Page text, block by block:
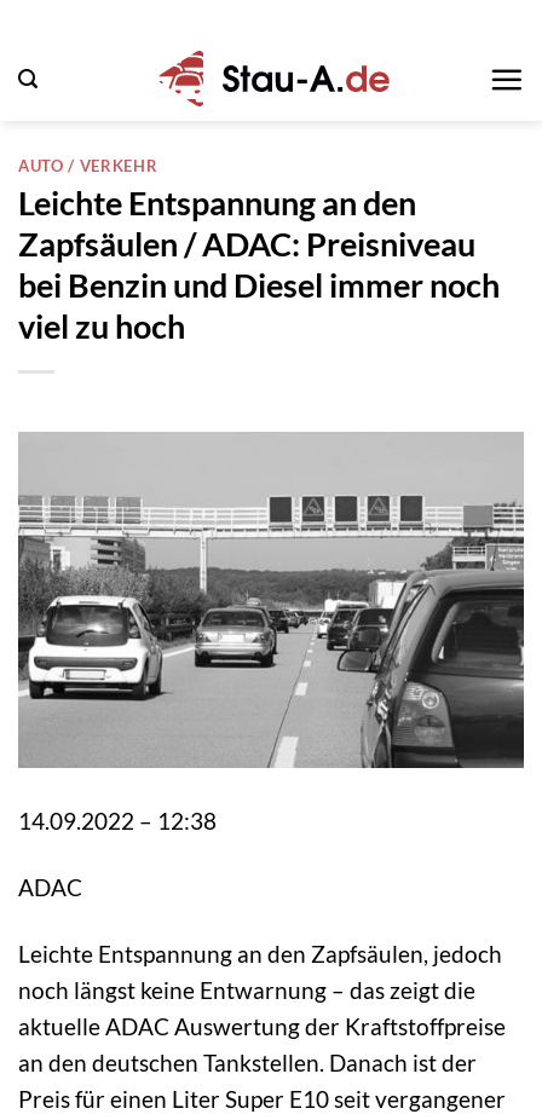
springen
AUTO / VERKEHR
Leichte Entspannung an den
Zapfsäulen / ADAC: Preisniveau
bei Benzin und Diesel immer noch
viel zu hoch
14.09.2022 – 12:38
ADAC
Leichte Entspannung an den Zapfsäulen, jedoch
noch längst keine Entwarnung – das zeigt die
aktuelle ADAC Auswertung der Kraftstoffpreise
an den deutschen Tankstellen. Danach ist der
Preis für einen Liter Super E10 seit vergangener